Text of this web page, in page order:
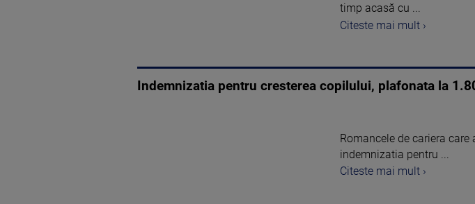
timp acasă cu ...
Citeste mai mult ›
Indemnizatia pentru cresterea copilului, plafonata la
Romancele de cariera
indemnizatia pentru ...
Citeste mai mult ›